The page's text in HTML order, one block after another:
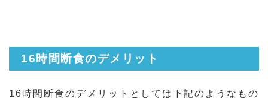
16時間断食のデメリット
16時間断食のデメリットとしては下記のようなもの